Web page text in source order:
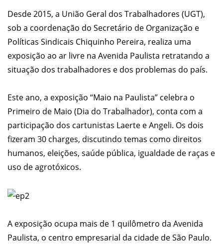
Desde 2015, a União Geral dos Trabalhadores (UGT),
sob a coordenação do Secretário de Organização e
Políticas Sindicais Chiquinho Pereira, realiza uma
exposição ao ar livre na Avenida Paulista retratando a
situação dos trabalhadores e dos problemas do país.
Este ano, a exposição “Maio na Paulista” celebra o
Primeiro de Maio (Dia do Trabalhador), conta com a
participação dos cartunistas Laerte e Angeli. Os dois
fizeram 30 charges, discutindo temas como direitos
humanos, eleições, saúde pública, igualdade de raças e
uso de agrotóxicos.
A exposição ocupa mais de 1 quilômetro da Avenida
Paulista, o centro empresarial da cidade de São Paulo.